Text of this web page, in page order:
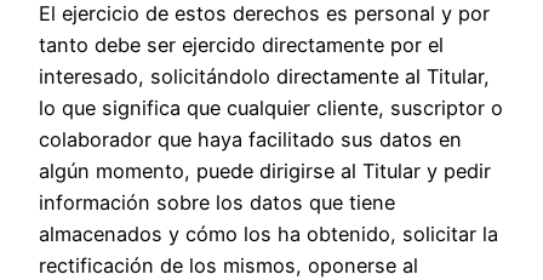
El ejercicio de estos derechos es personal y por
tanto debe ser ejercido directamente por el
interesado, solicitándolo directamente al Titular,
lo que significa que cualquier cliente, suscriptor o
colaborador que haya facilitado sus datos en
algún momento, puede dirigirse al Titular y pedir
información sobre los datos que tiene
almacenados y cómo los ha obtenido, solicitar la
rectificación de los mismos, oponerse al